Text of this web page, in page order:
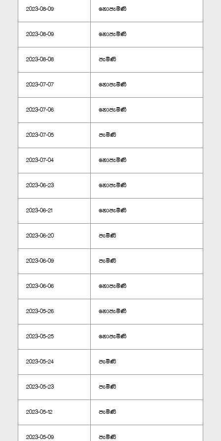
2023-08-09 නොපැමිණි
2023-08-09 නොපැමිණි
2023-08-08 පැමිණි
2023-07-07 නොපැමිණි
2023-07-06 නොපැමිණි
2023-07-05 පැමිණි
2023-07-04 නොපැමිණි
2023-06-23 නොපැමිණි
2023-06-21 නොපැමිණි
2023-06-20 පැමිණි
2023-06-09 පැමිණි
2023-06-06 නොපැමිණි
2023-05-26 නොපැමිණි
2023-05-25 නොපැමිණි
2023-05-24 පැමිණි
2023-05-23 පැමිණි
2023-05-12 පැමිණි
2023-05-09 පැමිණි